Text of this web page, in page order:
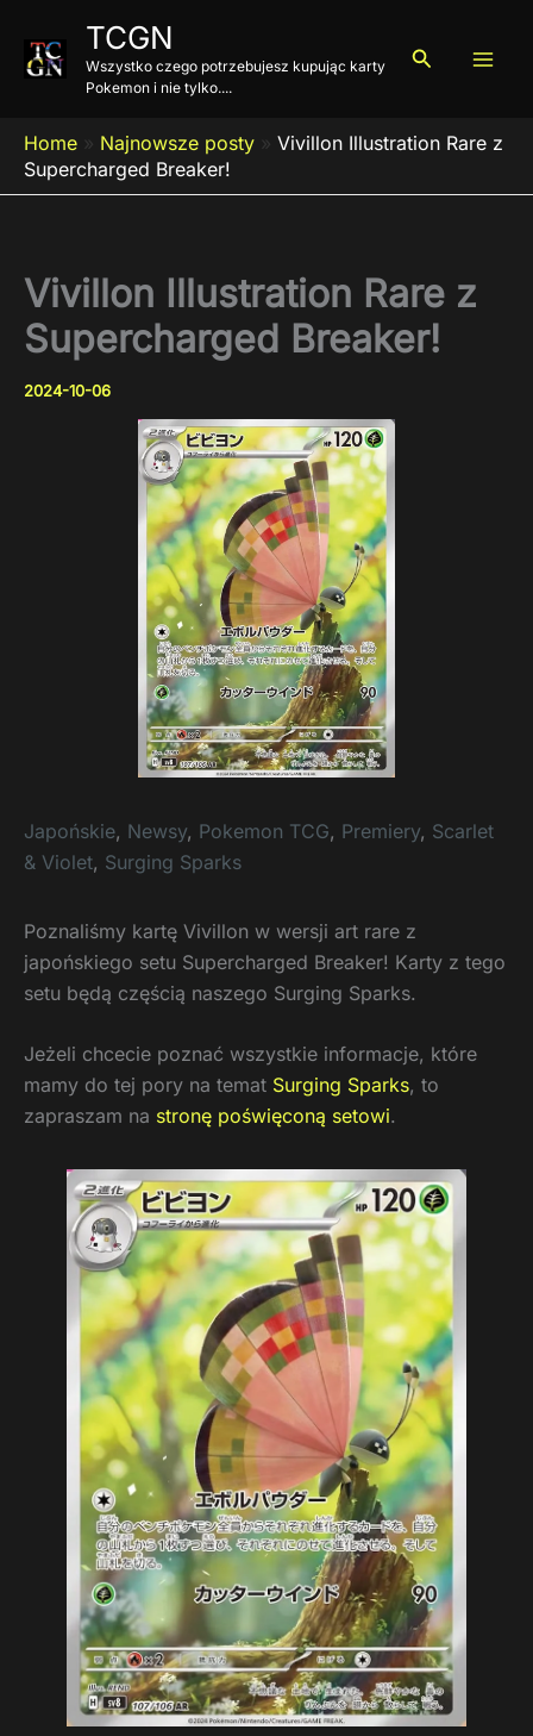
treści
TCGN
Wszystko czego potrzebujesz kupując karty
Pokemon i nie tylko....
Szukaj
Home » Najnowsze posty » Vivillon Illustration Rare z
Supercharged Breaker!
Vivillon Illustration Rare z
Supercharged Breaker!
2024-10-06
Japońskie, Newsy, Pokemon TCG, Premiery, Scarlet
& Violet, Surging Sparks
Poznaliśmy kartę Vivillon w wersji art rare z
japońskiego setu Supercharged Breaker! Karty z tego
setu będą częścią naszego Surging Sparks.
Jeżeli chcecie poznać wszystkie informacje, które
mamy do tej pory na temat Surging Sparks, to
zapraszam na stronę poświęconą setowi.